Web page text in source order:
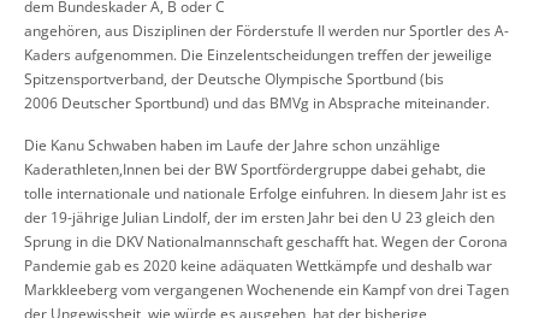
dem Bundeskader A, B oder C
angehören, aus Disziplinen der Förderstufe II werden nur Sportler des A-
Kaders aufgenommen. Die Einzelentscheidungen treffen der jeweilige
Spitzensportverband, der Deutsche Olympische Sportbund (bis
2006 Deutscher Sportbund) und das BMVg in Absprache miteinander.
Die Kanu Schwaben haben im Laufe der Jahre schon unzählige
Kaderathleten,Innen bei der BW Sportfördergruppe dabei gehabt, die
tolle internationale und nationale Erfolge einfuhren. In diesem Jahr ist es
der 19-jährige Julian Lindolf, der im ersten Jahr bei den U 23 gleich den
Sprung in die DKV Nationalmannschaft geschafft hat. Wegen der Corona
Pandemie gab es 2020 keine adäquaten Wettkämpfe und deshalb war
Markkleeberg vom vergangenen Wochenende ein Kampf von drei Tagen